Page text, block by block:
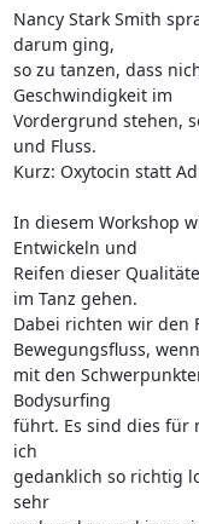
Nancy Stark Smith
darum ging,
so zu tanzen, dass
Geschwindigkeit im
Vordergrund stehen,
und Fluss.
Kurz: Oxytocin statt
In diesem Workshop
Entwickeln und
Reifen dieser
im Tanz gehen.
Dabei richten wir den
Bewegungsfluss,
mit den
Bodysurfing
führt. Es sind dies für
ich
gedanklich so richtig
sehr